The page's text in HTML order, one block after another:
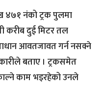
४७१ नंको ट्रक पुलमा
करीब दुई मिटर तल
आवतजावत गर्न नसक्ने
बताए । ट्रकसमेत
काम भइरहेको उनले